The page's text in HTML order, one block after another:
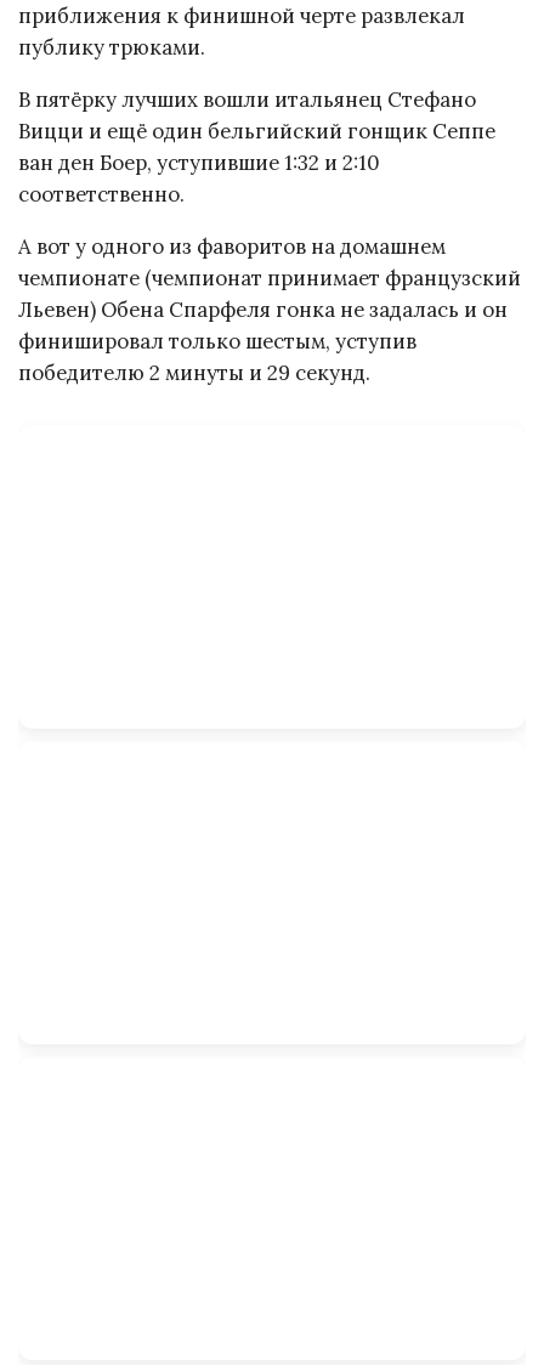
приближения к финишной черте развлекал
публику трюками.
В пятёрку лучших вошли итальянец Стефано
Вицци и ещё один бельгийский гонщик Сеппе
ван ден Боер, уступившие 1:32 и 2:10
соответственно.
А вот у одного из фаворитов на домашнем
чемпионате (чемпионат принимает французский
Льевен) Обена Спарфеля гонка не задалась и он
финишировал только шестым, уступив
победителю 2 минуты и 29 секунд.